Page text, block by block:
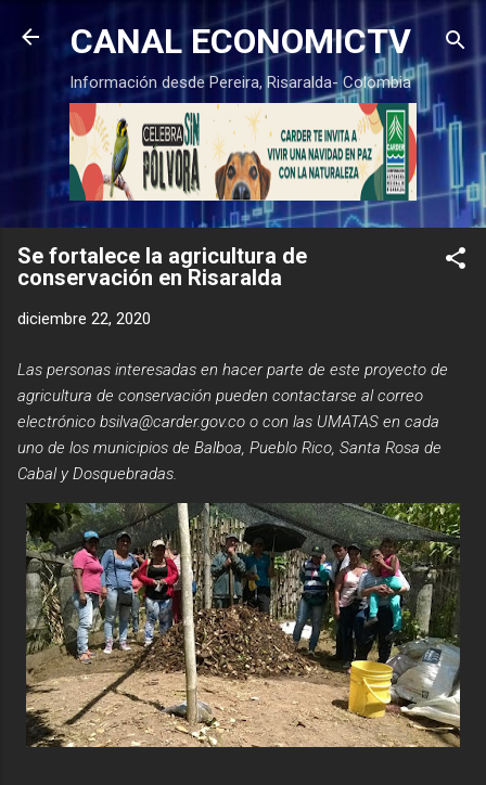
Ir al contenido principal
CANAL ECONOMICTV
Información desde Pereira, Risaralda- Colombia
Se fortalece la agricultura de
conservación en Risaralda
diciembre 22, 2020
Las personas interesadas en hacer parte de este proyecto de
agricultura de conservación pueden contactarse al correo
electrónico bsilva@carder.gov.co o con las UMATAS en cada
uno de los municipios de Balboa, Pueblo Rico, Santa Rosa de
Cabal y Dosquebradas.